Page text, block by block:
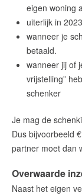
eigen woning
uiterlijk in 2023
wanneer je
betaald.
wanneer jij of
vrijstelling”
schenker
Je mag de
Dus bijvoorbeeld
partner moet dan
Overwaarde
Naast het eigen